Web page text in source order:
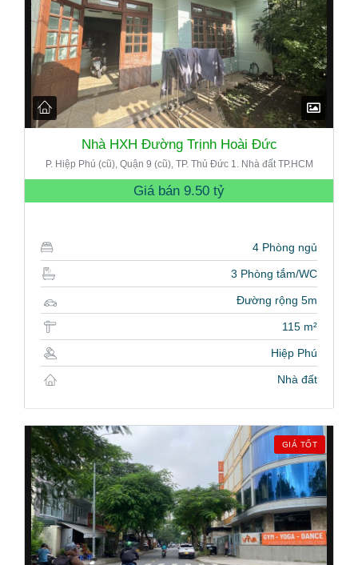
Nhà HXH Đường Trịnh Hoài Đức
P. Hiệp Phú (cũ), Quận 9 (cũ), TP. Thủ Đức 1. Nhà đất TP.HCM
Giá bán 9.50 tỷ
4 Phòng ngủ
3 Phòng tắm/WC
Đường rộng 5m
115 m²
Hiệp Phú
Nhà đất
GIÁ TỐT